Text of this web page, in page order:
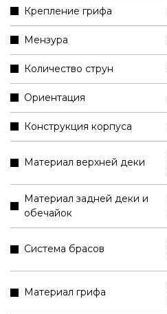
Крепление грифа
Мензура
Количество струн
Ориентация
Конструкция корпуса
Материал верхней деки
Материал задней деки и
обечайок
Система брасов
Материал грифа